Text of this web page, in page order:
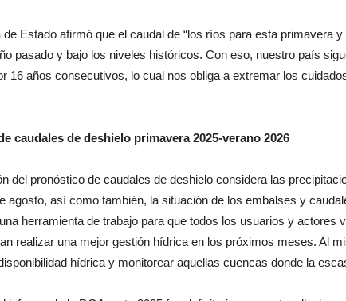
de Estado afirmó que el caudal de “los ríos para esta primavera
pasado y bajo los niveles históricos. Con eso, nuestro país
16 años consecutivos, lo cual nos obliga a extremar los
caudales de deshielo primavera 2025-verano 2026
del pronóstico de caudales de deshielo considera las
agosto, así como también, la situación de los embalses y
herramienta de trabajo para que todos los usuarios y actores
realizar una mejor gestión hídrica en los próximos meses. Al
hídrica y monitorear aquellas cuencas donde la